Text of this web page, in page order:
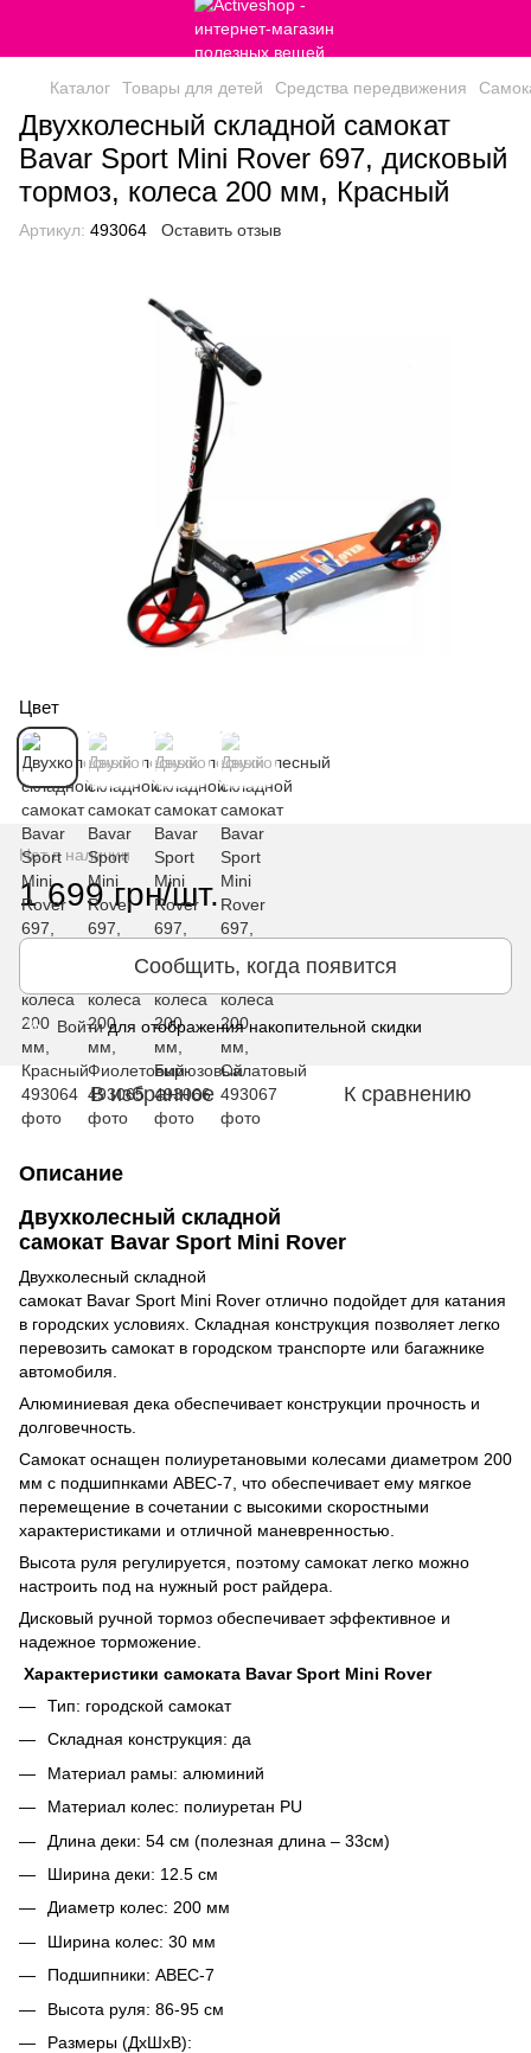
Каталог Товары для детей Средства передвижения
Двухколесный складной самокат
Bavar Sport Mini Rover 697, дисковый
тормоз, колеса 200 мм, Красный
Артикул: 493064 Оставить отзыв
Цвет
Нет в наличии
1 699 грн/шт.
Сообщить, когда появится
% Войтидля отображения накопительной скидки
В избранное К сравнению
Описание
Двухколесный складной
самокат Bavar Sport Mini Rover
Двухколесный складной
самокат Bavar Sport Mini Rover отлично подойдет для катания
в городских условиях. Складная конструкция позволяет легко
перевозить самокат в городском транспорте или багажнике
автомобиля.
Алюминиевая дека обеспечивает конструкции прочность и
долговечность.
Самокат оснащен полиуретановыми колесами диаметром 200
мм с подшипнками ABEC-7, что обеспечивает ему мягкое
перемещение в сочетании с высокими скоростными
характеристиками и отличной маневренностью.
Высота руля регулируется, поэтому самокат легко можно
настроить под на нужный рост райдера.
Дисковый ручной тормоз обеспечивает эффективное и
надежное торможение.
Характеристики самоката Bavar Sport Mini Rover
Тип: городской самокат
Складная конструкция: да
Материал рамы: алюминий
Материал колес: полиуретан PU
Длина деки: 54 см (полезная длина – 33см)
Ширина деки: 12.5 см
Диаметр колес: 200 мм
Ширина колес: 30 мм
Подшипники: ABEC-7
Высота руля: 86-95 см
Размеры (ДхШхВ):